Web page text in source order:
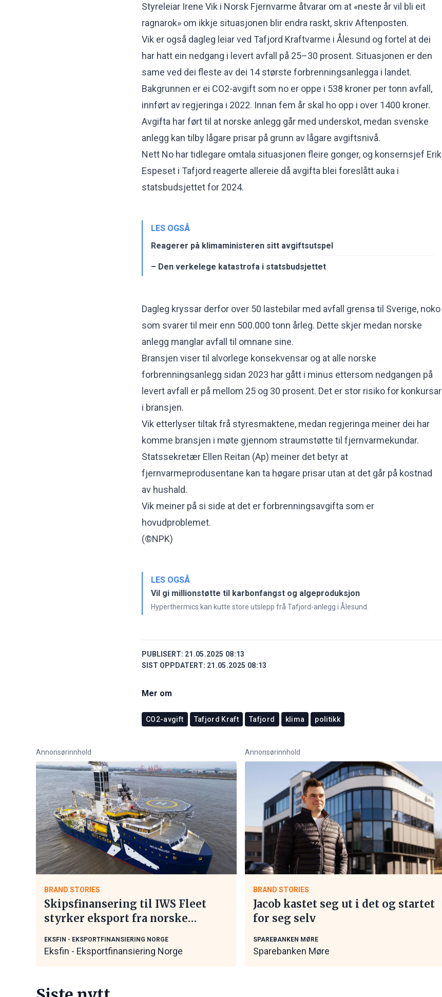
Styreleiar Irene Vik i Norsk Fjernvarme åtvarar om at «neste år vil bli eit
ragnarok» om ikkje situasjonen blir endra raskt, skriv Aftenposten.
Vik er også dagleg leiar ved Tafjord Kraftvarme i Ålesund og fortel at dei
har hatt ein nedgang i levert avfall på 25–30 prosent. Situasjonen er den
same ved dei fleste av dei 14 største forbrenningsanlegga i landet.
Bakgrunnen er ei CO2-avgift som no er oppe i 538 kroner per tonn avfall,
innført av regjeringa i 2022. Innan fem år skal ho opp i over 1400 kroner.
Avgifta har ført til at norske anlegg går med underskot, medan svenske
anlegg kan tilby lågare prisar på grunn av lågare avgiftsnivå.
Nett No har tidlegare omtala situasjonen fleire gonger, og konsernsjef Erik
Espeset i Tafjord reagerte allereie då avgifta blei foreslått auka i
statsbudsjettet for 2024.
LES OGSÅ
Reagerer på klimaministeren sitt avgiftsutspel
– Den verkelege katastrofa i statsbudsjettet
Dagleg kryssar derfor over 50 lastebilar med avfall grensa til Sverige, noko
som svarer til meir enn 500.000 tonn årleg. Dette skjer medan norske
anlegg manglar avfall til omnane sine.
Bransjen viser til alvorlege konsekvensar og at alle norske
forbrenningsanlegg sidan 2023 har gått i minus ettersom nedgangen på
levert avfall er på mellom 25 og 30 prosent. Det er stor risiko for konkursar
i bransjen.
Vik etterlyser tiltak frå styresmaktene, medan regjeringa meiner dei har
komme bransjen i møte gjennom straumstøtte til fjernvarmekundar.
Statssekretær Ellen Reitan (Ap) meiner det betyr at
fjernvarmeprodusentane kan ta høgare prisar utan at det går på kostnad
av hushald.
Vik meiner på si side at det er forbrenningsavgifta som er
hovudproblemet.
(©NPK)
LES OGSÅ
Vil gi millionstøtte til karbonfangst og algeproduksjon
Hyperthermics kan kutte store utslepp frå Tafjord-anlegg i Ålesund.
PUBLISERT: 21.05.2025 08:13
SIST OPPDATERT: 21.05.2025 08:13
Mer om
CO2-avgift Tafjord Kraft Tafjord klima politikk
Annonsørinnhold
BRAND STORIES
Skipsfinansering til IWS Fleet
styrker eksport fra norske
EKSFIN - EKSPORTFINANSIERING NORGE
Eksfin - Eksportfinansiering Norge
Annonsørinnhold
BRAND STORIES
Jacob kastet seg ut i det og startet
for seg selv
SPAREBANKEN MØRE
Sparebanken Møre